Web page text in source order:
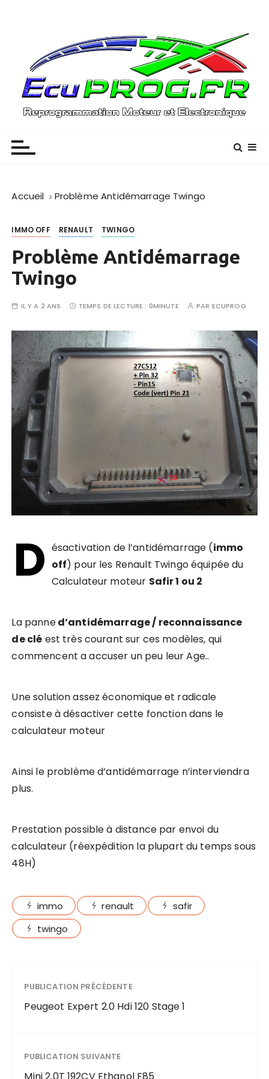
Accueil Problème Antidémarrage Twingo
IMMO OFF RENAULT TWINGO
Problème Antidémarrage
Twingo
IL Y A 2 ANS TEMPS DE LECTURE : 0MINUTE PAR ECUPROG
D ésactivation de l’antidémarrage (immo
off) pour les Renault Twingo équipée du
Calculateur moteur Safir 1 ou 2
La panned’antidémarrage / reconnaissance
de clé est très courant sur ces modèles, qui
commencent a accuser un peu leur Age..
Une solution assez économique et radicale
consiste à désactiver cette fonction dans le
calculateur moteur
Ainsi le problème d’antidémarrage n’interviendra
plus.
Prestation possible à distance par envoi du
calculateur (réexpédition la plupart du temps sous
48H)
immo renault
safir
twingo
PUBLICATION PRÉCÉDENTE
Peugeot Expert 2.0 Hdi 120 Stage 1
PUBLICATION SUIVANTE
Mini 2.0T 192CV Ethanol E85